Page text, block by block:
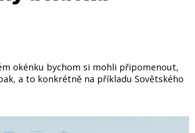
okénku bychom si mohli připomenout,
a to konkrétně na příkladu Sovětského